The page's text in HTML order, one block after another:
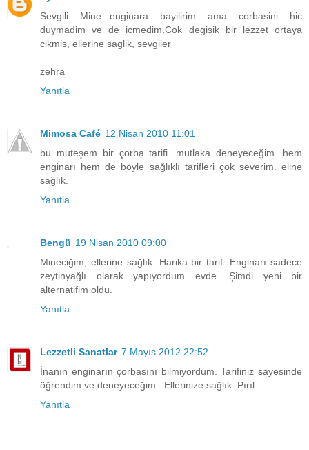
Sevgili Mine...enginara bayilirim ama corbasini hic
duymadim ve de icmedim.Cok degisik bir lezzet ortaya
cikmis, ellerine saglik, sevgiler
zehra
Yanıtla
Mimosa Café 12 Nisan 2010 11:01
bu muteşem bir çorba tarifi. mutlaka deneyeceğim. hem
enginarı hem de böyle sağlıklı tarifleri çok severim. eline
sağlık.
Yanıtla
Bengü 19 Nisan 2010 09:00
Mineciğim, ellerine sağlık. Harika bir tarif. Enginarı sadece
zeytinyağlı olarak yapıyordum evde. Şimdi yeni bir
alternatifim oldu.
Yanıtla
Lezzetli Sanatlar 7 Mayıs 2012 22:52
İnanın enginarın çorbasını bilmiyordum. Tarifiniz sayesinde
öğrendim ve deneyeceğim . Ellerinize sağlık. Pırıl.
Yanıtla